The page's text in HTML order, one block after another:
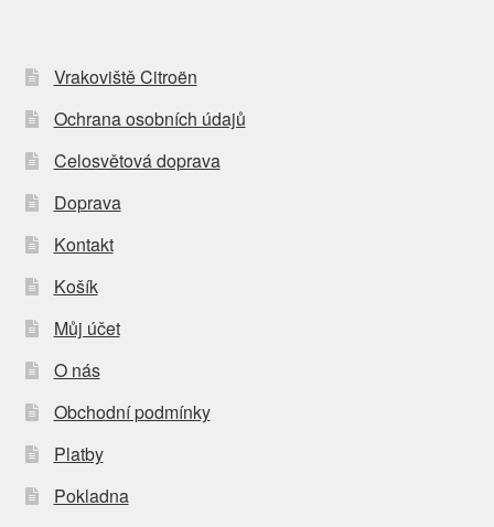
Vrakoviště Citroën
Ochrana osobních údajů
Celosvětová doprava
Doprava
Kontakt
Košík
Můj účet
O nás
Obchodní podmínky
Platby
Pokladna